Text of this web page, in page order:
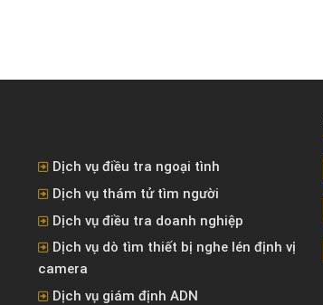
Dịch vụ điều tra ngoại tình
Dịch vụ thám tử tìm người
Dịch vụ điều tra doanh nghiệp
Dịch vụ dò tìm thiết bị nghe lén định vị
camera
Dịch vụ giám định ADN